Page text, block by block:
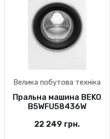
Велика побутова техніка
Пральна машина BEKO
B5WFU58436W
22 249 грн.